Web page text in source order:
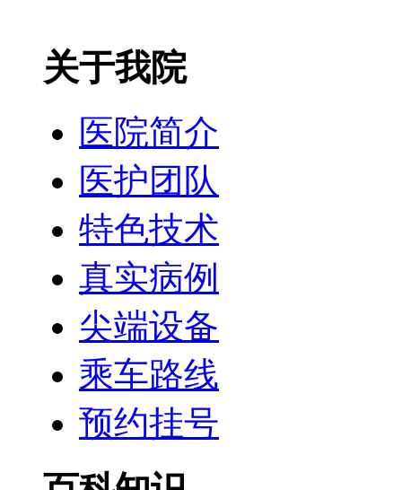
关于我院
医院简介
医护团队
特色技术
真实病例
尖端设备
乘车路线
预约挂号